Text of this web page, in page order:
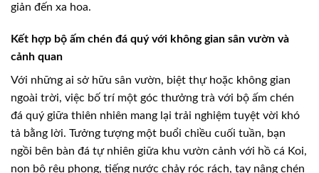
giản đến xa hoa.
Kết hợp bộ ấm chén đá quý với không gian sân vườn và
cảnh quan
Với những ai sở hữu sân vườn, biệt thự hoặc không gian
ngoài trời, việc bố trí một góc thưởng trà với bộ ấm chén
đá quý giữa thiên nhiên mang lại trải nghiệm tuyệt vời khó
tả bằng lời. Tưởng tượng một buổi chiều cuối tuần, bạn
ngồi bên bàn đá tự nhiên giữa khu vườn cảnh với hồ cá Koi,
non bộ rêu phong, tiếng nước chảy róc rách, tay nâng chén